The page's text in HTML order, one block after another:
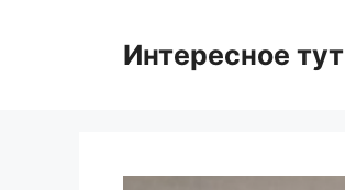
Интересное тут